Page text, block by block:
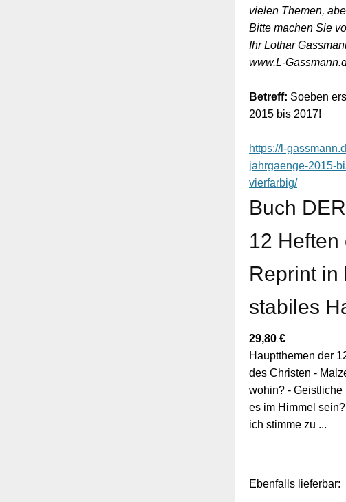
vielen Themen,
Bitte machen Sie
Ihr Lothar
www.L-
Betreff: Soeben
2015 bis 2017!
https://l-
jahrgaenge-2015-
vierfarbig/
Buch
12
Reprint in
stabiles
29,80 €
Hauptthemen der
des Christen -
wohin? - Geistliche
es im Himmel
ich stimme zu ...
Ebenfalls lieferbar: